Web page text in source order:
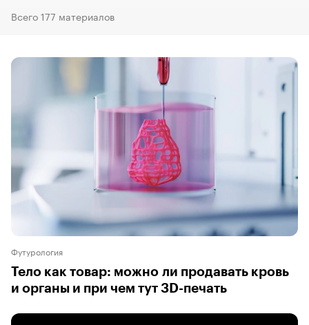
Всего 177 материалов
Футурология
Тело как товар: можно ли продавать кровь
и органы и при чем тут 3D-печать